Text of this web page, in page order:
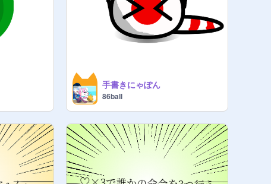
手書きにゃぽん
86ball